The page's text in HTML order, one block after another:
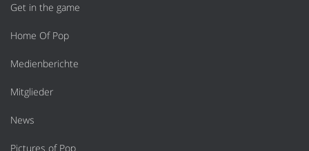
Get in the game
Home Of Pop
Medienberichte
Mitglieder
News
Pictures of Pop